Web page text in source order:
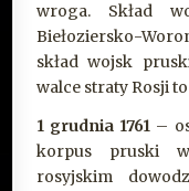
wroga. Skład
Biełoziersko-
skład wojsk
walce straty Rosji
1 grudnia 1761 –
korpus pruski
rosyjskim